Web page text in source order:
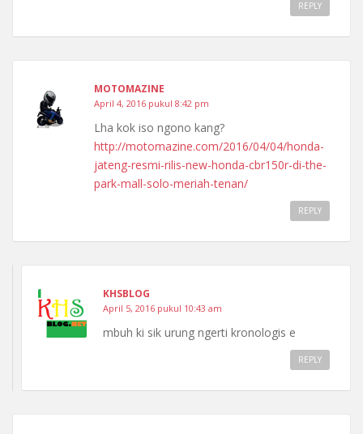
REPLY
MOTOMAZINE
April 4, 2016 pukul 8:42 pm
Lha kok iso ngono kang?
http://motomazine.com/2016/04/04/honda-
jateng-resmi-rilis-new-honda-cbr150r-di-the-
park-mall-solo-meriah-tenan/
REPLY
KHSBLOG
April 5, 2016 pukul 10:43 am
mbuh ki sik urung ngerti kronologis e
REPLY